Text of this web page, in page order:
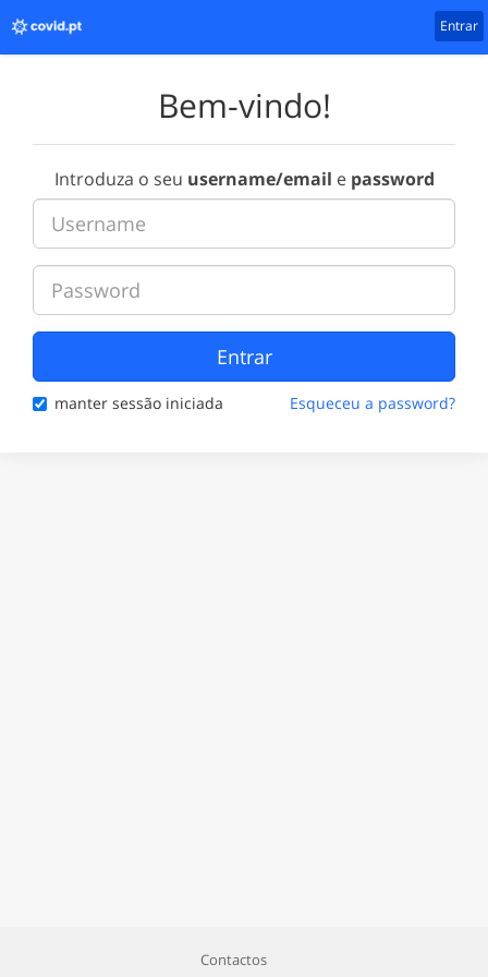
Entrar
Bem-vindo!
Introduza o seu username/email e password
Entrar
manter sessão iniciada Esqueceu a password?
Contactos